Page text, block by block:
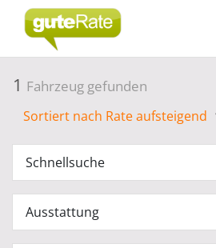
1 Fahrzeug gefunden
Sortiert nach Rate aufsteigend
Schnellsuche
Ausstattung